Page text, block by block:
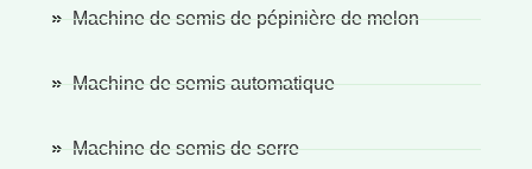
Machine de semis de pépinière de melon
Machine de semis automatique
Machine de semis de serre